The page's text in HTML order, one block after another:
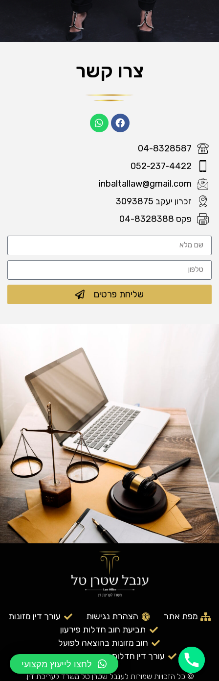
צרו קשר
04-8328587
052-237-4422
inbaltallaw@gmail.com
זכרון יעקב 3093875
פקס 04-8328388
שליחת פרטים
מפת אתר הצהרת נגישות
עורך דין מזונות
תביעת חוב חדלות פירעון
חוב מזונות בהוצאה לפועל
עורך דין חדלות פירעון בחיפה והצפון
© כל הזכויות שמורות לענבל שטרן טל משרד לעריכת דין.
לחצו לייעוץ מקצועי